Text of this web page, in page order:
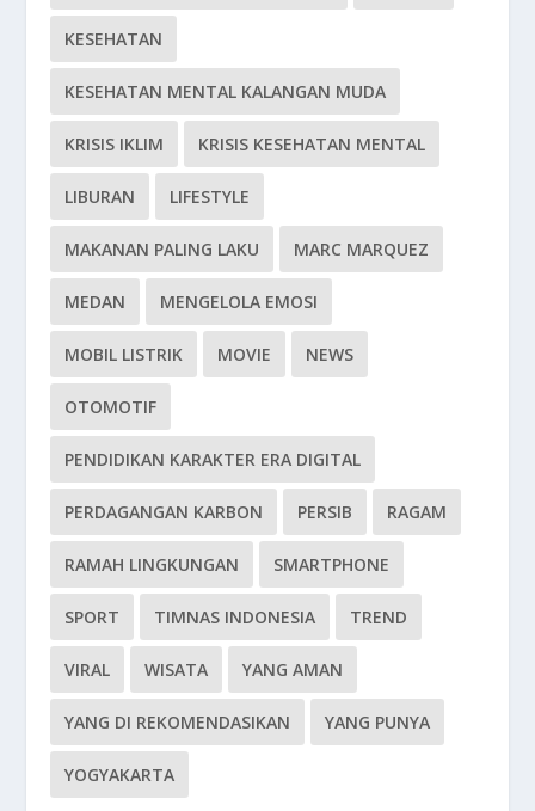
KESEHATAN
KESEHATAN MENTAL KALANGAN MUDA
KRISIS IKLIM KRISIS KESEHATAN MENTAL
LIBURAN LIFESTYLE
MAKANAN PALING LAKU MARC MARQUEZ
MEDAN MENGELOLA EMOSI
MOBIL LISTRIK MOVIE NEWS
OTOMOTIF
PENDIDIKAN KARAKTER ERA DIGITAL
PERDAGANGAN KARBON PERSIB RAGAM
RAMAH LINGKUNGAN SMARTPHONE
SPORT TIMNAS INDONESIA TREND
VIRAL WISATA YANG AMAN
YANG DI REKOMENDASIKAN YANG PUNYA
YOGYAKARTA